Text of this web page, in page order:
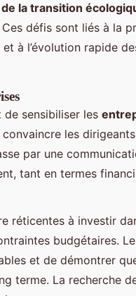
la transition
défis sont liés à la
à l’évolution rapide
de sensibiliser les
les
par une
tant en termes
réticentes à investir
budgétaires. Le
et de démontrer
terme. La recherche